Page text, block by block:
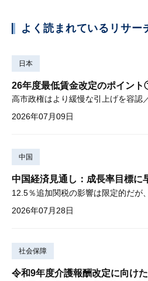
よく読まれているリサー
日本
26年度最低賃金改定のポイン
2026年07月09日
中国
中国経済見通し：成長率目標に
12.5％追加関税の影響は限定的だが
2026年07月28日
社会保障
令和9年度介護報酬改定に向け